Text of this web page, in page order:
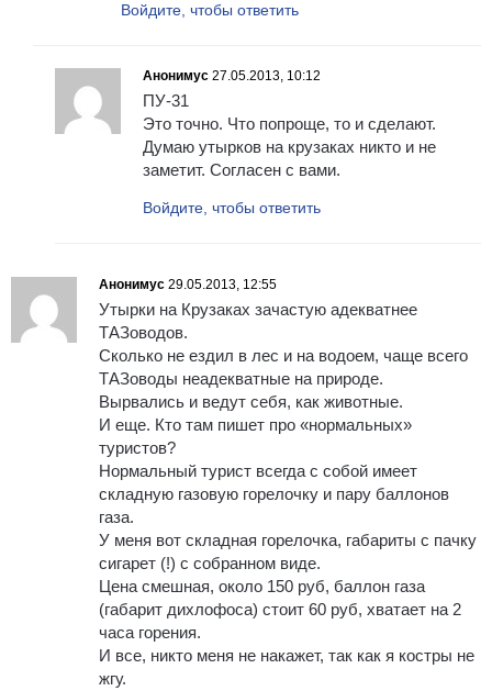
Войдите, чтобы ответить
Анонимус 27.05.2013, 10:12
ПУ-31
Это точно. Что попроще, то и сделают.
Думаю утырков на крузаках никто и не
заметит. Согласен с вами.
Войдите, чтобы ответить
Анонимус 29.05.2013, 12:55
Утырки на Крузаках зачастую адекватнее
ТАЗоводов.
Сколько не ездил в лес и на водоем, чаще всего
ТАЗоводы неадекватные на природе.
Вырвались и ведут себя, как животные.
И еще. Кто там пишет про «нормальных»
туристов?
Нормальный турист всегда с собой имеет
складную газовую горелочку и пару баллонов
газа.
У меня вот складная горелочка, габариты с пачку
сигарет (!) с собранном виде.
Цена смешная, около 150 руб, баллон газа
(габарит дихлофоса) стоит 60 руб, хватает на 2
часа горения.
И все, никто меня не накажет, так как я костры не
жгу.